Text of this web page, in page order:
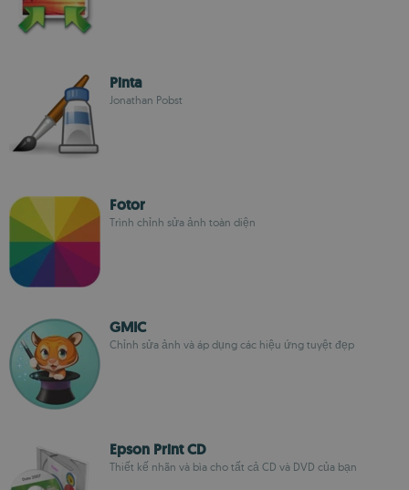
Pinta
Jonathan Pobst
Fotor
Trình chỉnh sửa ảnh toàn diện
GMIC
Chỉnh sửa ảnh và áp dụng các hiệu ứng tuyệt đẹp
Epson Print CD
Thiết kế nhãn và bìa cho tất cả CD và DVD của bạn